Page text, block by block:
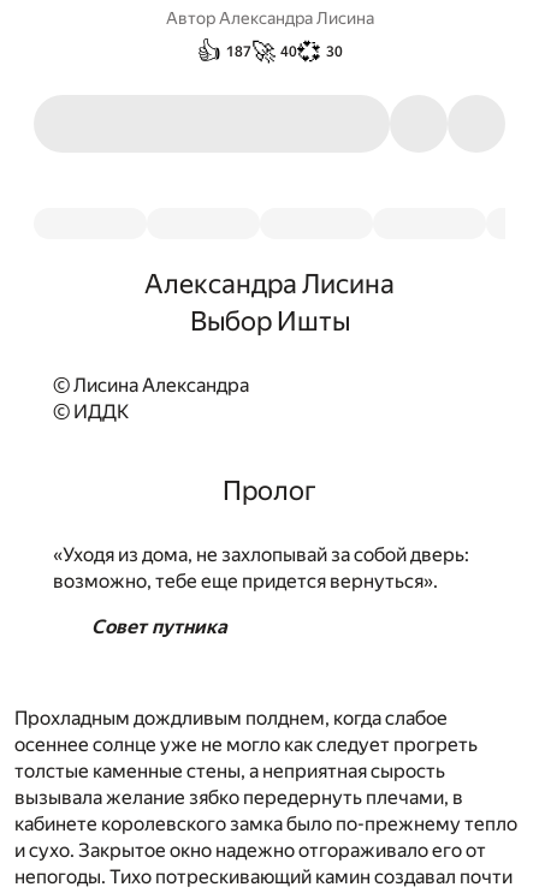
Автор Александра Лисина
👍 187🚀 40💞 30
Александра Лисина
Выбор Ишты
© Лисина Александра
© ИДДК
Пролог
«Уходя из дома, не захлопывай за собой дверь:
возможно, тебе еще придется вернуться».
Совет путника
Прохладным дождливым полднем, когда слабое
осеннее солнце уже не могло как следует прогреть
толстые каменные стены, а неприятная сырость
вызывала желание зябко передернуть плечами, в
кабинете королевского замка было по-прежнему тепло
и сухо. Закрытое окно надежно отгораживало его от
непогоды. Тихо потрескивающий камин создавал почти